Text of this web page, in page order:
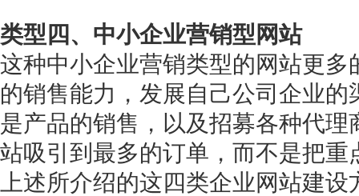
类型四、中小企业营销型网站
这种中小企业营销类型的网站更
的销售能力，发展自己公司企业
是产品的销售，以及招募各种代
站吸引到最多的订单，而不是把
上述所介绍的这四类企业网站建